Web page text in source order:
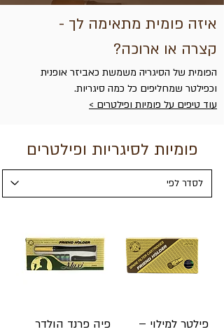
איזה פומית מתאימה לך -
קצרה או ארוכה?
הפומית של הסיגריה משמשת כאביזר אופנית
וכפילטר שמחליפים כל כמה סיגריות.
עוד טיפים על פומיות ופילטרים >
פומיות לסיגריות ופילטרים
פילטר למילוי –
פיה פרנד הולדר